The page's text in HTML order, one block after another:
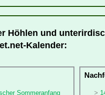
Höhlen und
Kalender:
Sommeranfang